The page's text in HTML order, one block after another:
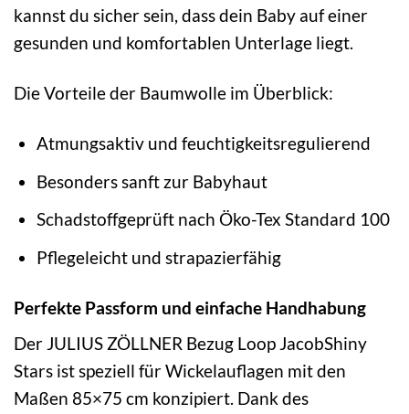
kannst du sicher sein, dass dein Baby auf einer
gesunden und komfortablen Unterlage liegt.
Die Vorteile der Baumwolle im Überblick:
Atmungsaktiv und feuchtigkeitsregulierend
Besonders sanft zur Babyhaut
Schadstoffgeprüft nach Öko-Tex Standard 100
Pflegeleicht und strapazierfähig
Perfekte Passform und einfache Handhabung
Der JULIUS ZÖLLNER Bezug Loop JacobShiny
Stars ist speziell für Wickelauflagen mit den
Maßen 85×75 cm konzipiert. Dank des